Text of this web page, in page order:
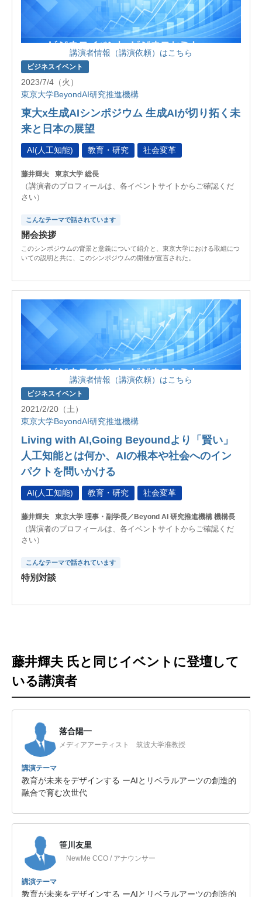
講演者情報（講演依頼）はこちら
ビジネスイベント
2023/7/4（火）
東京大学BeyondAI研究推進機構
東大x生成AIシンポジウム 生成AIが切り拓く未
来と日本の展望
AI(人工知能) 教育・研究 社会変革
藤井輝夫 東京大学 総長
（講演者のプロフィールは、各イベントサイトからご確認くだ
さい）
こんなテーマで話されています
開会挨拶
このシンポジウムの背景と意義について紹介と、東京大学における取組につ
いての説明と共に、このシンポジウムの開催が宣言された。
講演者情報（講演依頼）はこちら
ビジネスイベント
2021/2/20（土）
東京大学BeyondAI研究推進機構
Living with AI,Going Beyoundより「賢い」
人工知能とは何か、AIの根本や社会へのイン
パクトを問いかける
AI(人工知能) 教育・研究 社会変革
藤井輝夫 東京大学 理事・副学長／Beyond AI 研究推進機構 機構長
（講演者のプロフィールは、各イベントサイトからご確認くだ
さい）
こんなテーマで話されています
特別対談
藤井輝夫 氏と同じイベントに登壇して
いる講演者
落合陽一
メディアアーティスト 筑波大学准教授
講演テーマ
教育が未来をデザインする ーAIとリベラルアーツの創造的
融合で育む次世代
笹川友里
NewMe CCO / アナウンサー
講演テーマ
教育が未来をデザインする ーAIとリベラルアーツの創造的